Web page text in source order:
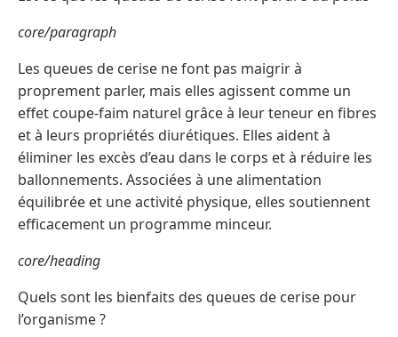
core/paragraph
Les queues de cerise ne font pas maigrir à
proprement parler, mais elles agissent comme un
effet coupe-faim naturel grâce à leur teneur en fibres
et à leurs propriétés diurétiques. Elles aident à
éliminer les excès d’eau dans le corps et à réduire les
ballonnements. Associées à une alimentation
équilibrée et une activité physique, elles soutiennent
efficacement un programme minceur.
core/heading
Quels sont les bienfaits des queues de cerise pour
l’organisme ?